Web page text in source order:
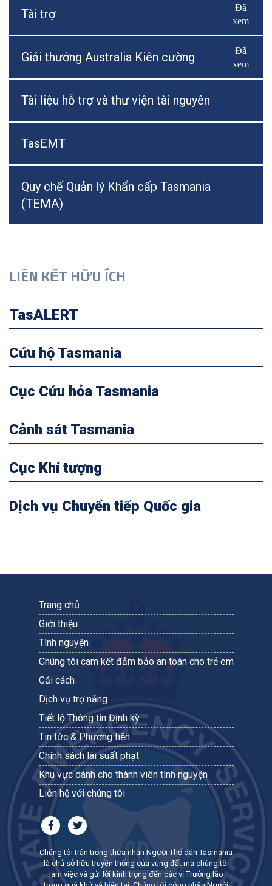
Tài trợ Bật/Tắt
Đã
xem
Giải thưởng Australia Kiên cường Bật/Tắt
Đã
xem
Tài liệu hỗ trợ và thư viện tài nguyên
TasEMT
Quy chế Quản lý Khẩn cấp Tasmania
(TEMA)
LIÊN KẾT HỮU ÍCH
TasALERT
Cứu hộ Tasmania
Cục Cứu hỏa Tasmania
Cảnh sát Tasmania
Cục Khí tượng
Dịch vụ Chuyển tiếp Quốc gia
Trang chủ
Giới thiệu
Tình nguyện
Chúng tôi cam kết đảm bảo an toàn cho trẻ em
Cải cách
Dịch vụ trợ năng
Tiết lộ Thông tin Định kỳ
Tin tức & Phương tiện
Chính sách lãi suất phạt
Khu vực dành cho thành viên tình nguyện
Liên hệ với chúng tôi
Chúng tôi trân trọng thừa nhận Người Thổ dân Tasmania
là chủ sở hữu truyền thống của vùng đất mà chúng tôi
làm việc và gửi lời kính trọng đến các vị Trưởng lão